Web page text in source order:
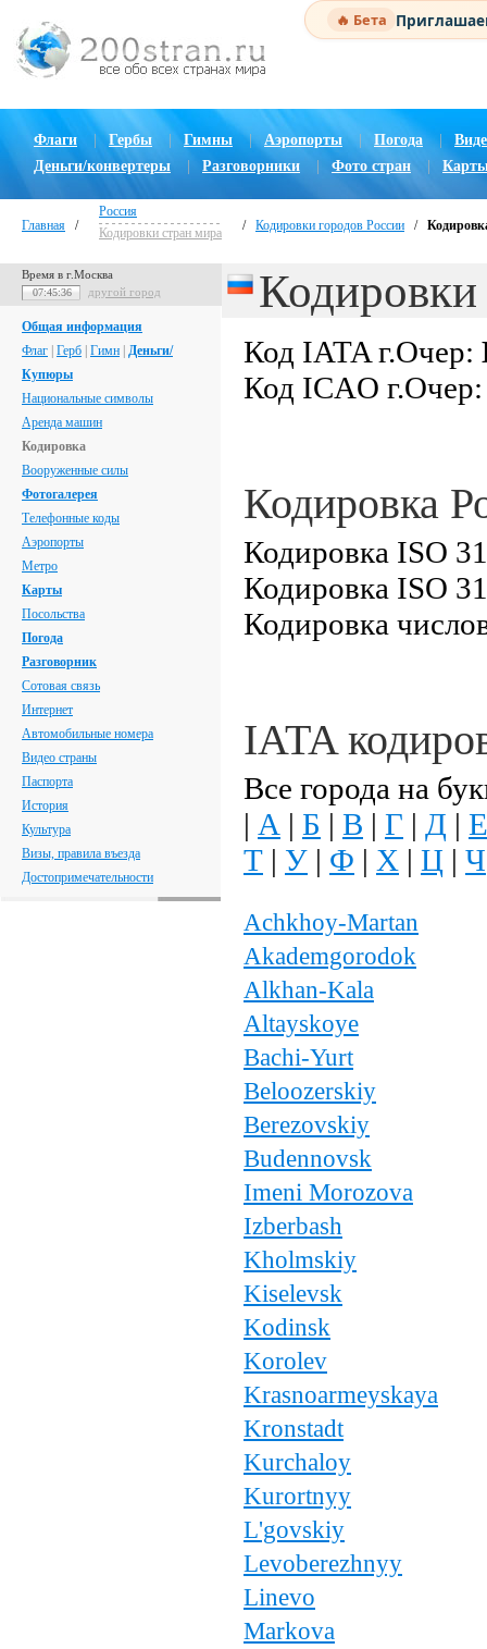
🔥 Бета
Флаги Гербы Гимны | Аэропорты Погода |
Деньги/конвертеры
Разговорники Фото стран
Главная /
Россия
Кодировки стран мира
/ Кодировки городов России /
Время в г.Москва
07:45:36 другой город
Общая информация
Флаг Герб Гимн Деньги/
Купюры
Национальные символы
Аренда машин
Кодировка
Вооруженные силы
Фотогалерея
Телефонные коды
Аэропорты
Метро
Карты
Посольства
Погода
Разговорник
Сотовая связь
Интернет
Автомобильные номера
Видео страны
Паспорта
История
Культура
Визы, правила въезда
Достопримечательности
Код IATA г.Очер:
Код ICAO
Кодировка
Кодировка ISO
Кодировка ISO
Кодировка
IATA
Все города на
| А | Б | В | Г | Д | Е
Т | У | Ф | Х | Ц | Ч
Achkhoy-Martan
Akademgorodok
Alkhan-Kala
Altayskoye
Bachi-Yurt
Beloozerskiy
Berezovskiy
Budennovsk
Imeni Morozova
Izberbash
Kholmskiy
Kiselevsk
Kodinsk
Korolev
Krasnoarmeyskaya
Kronstadt
Kurchaloy
Kurortnyy
L'govskiy
Levoberezhnyy
Linevo
Markova